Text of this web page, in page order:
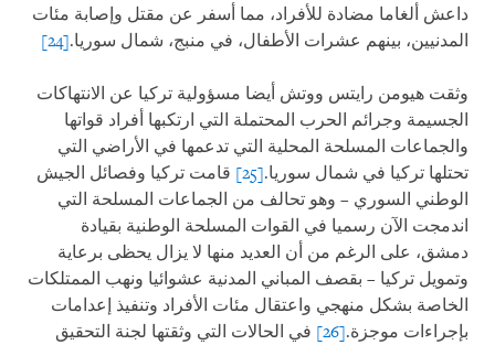
داعش ألغاما مضادة للأفراد، مما أسفر عن مقتل وإصابة مئات
المدنيين، بينهم عشرات الأطفال، في منبج، شمال سوريا.[24]
وثقت هيومن رايتس ووتش أيضا مسؤولية تركيا عن الانتهاكات
الجسيمة وجرائم الحرب المحتملة التي ارتكبها أفراد قواتها
والجماعات المسلحة المحلية التي تدعمها في الأراضي التي
تحتلها تركيا في شمال سوريا.[25]
قامت تركيا وفصائل الجيش
الوطني السوري – وهو تحالف من الجماعات المسلحة التي
اندمجت الآن رسميا في القوات المسلحة الوطنية بقيادة
دمشق، على الرغم من أن العديد منها لا يزال يحظى برعاية
وتمويل تركيا – بقصف المباني المدنية عشوائيا ونهب الممتلكات
الخاصة بشكل منهجي واعتقال مئات الأفراد وتنفيذ إعدامات
بإجراءات موجزة.[26]
في الحالات التي وثقتها لجنة التحقيق